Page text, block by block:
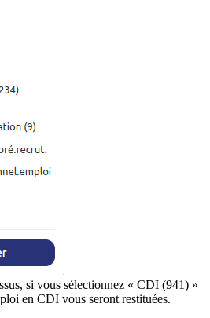
si vous sélectionnez « CDI (941) »
en CDI vous seront restituées.